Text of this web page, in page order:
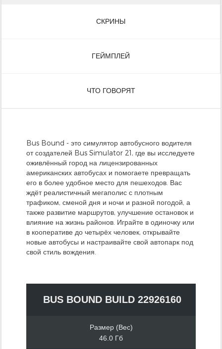
СКРИНЫ
ГЕЙМПЛЕЙ
ЧТО ГОВОРЯТ
Bus Bound - это симулятор автобусного водителя
от создателей Bus Simulator 21, где вы исследуете
оживлённый город на лицензированных
американских автобусах и помогаете превращать
его в более удобное место для пешеходов. Вас
ждёт реалистичный мегаполис с плотным
трафиком, сменой дня и ночи и разной погодой, а
также развитие маршрутов, улучшение остановок и
влияние на жизнь районов. Играйте в одиночку или
в кооперативе до четырёх человек, открывайте
новые автобусы и настраивайте свой автопарк под
свой стиль вождения.
BUS BOUND BUILD 22926160
Размер (Вес)
46.0 Гб